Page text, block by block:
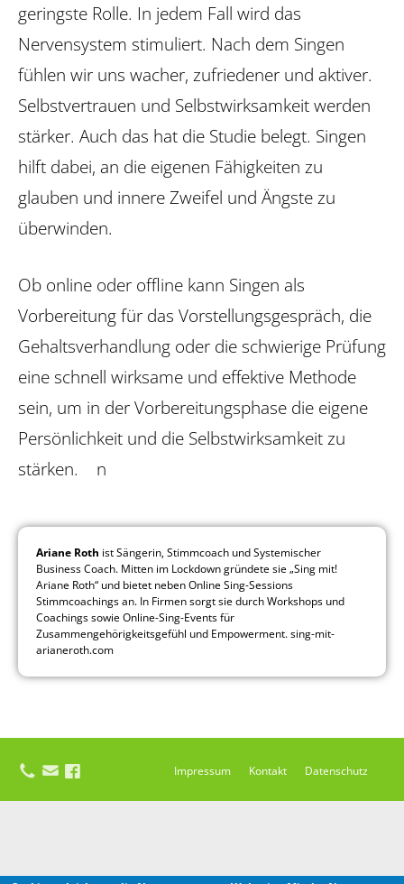
geringste Rolle. In jedem Fall wird das
Nervensystem stimuliert. Nach dem Singen
fühlen wir uns wacher, zufriedener und aktiver.
Selbstvertrauen und Selbstwirksamkeit werden
stärker. Auch das hat die Studie belegt. Singen
hilft dabei, an die eigenen Fähigkeiten zu
glauben und innere Zweifel und Ängste zu
überwinden.
Ob online oder offline kann Singen als
Vorbereitung für das Vorstellungsgespräch, die
Gehaltsverhandlung oder die schwierige Prüfung
eine schnell wirksame und effektive Methode
sein, um in der Vorbereitungsphase die eigene
Persönlichkeit und die Selbstwirksamkeit zu
stärken. n
Ariane Roth ist Sängerin, Stimmcoach und Systemischer
Business Coach. Mitten im Lockdown gründete sie „Sing mit!
Ariane Roth“ und bietet neben Online Sing-Sessions
Stimmcoachings an. In Firmen sorgt sie durch Workshops und
Coachings sowie Online-Sing-Events für
Zusammengehörigkeitsgefühl und Empowerment. sing-mit-
arianeroth.com
Impressum Kontakt Datenschutz